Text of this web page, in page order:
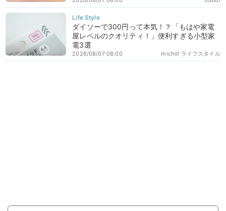
ダイソーで300円って本気！？「もはや家電
屋レベルのクオリティ！」便利すぎる小型家
電3選
michill ライフスタイル
2026/08/07 08:00